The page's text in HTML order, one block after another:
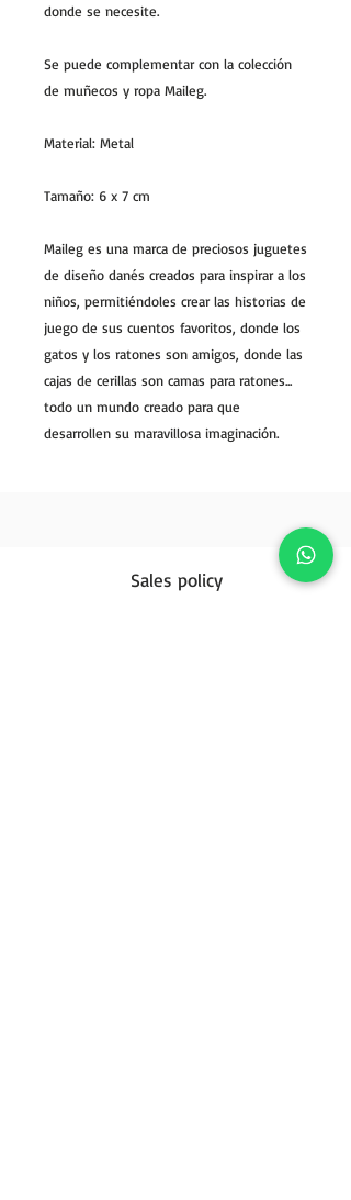
donde se necesite.
Se puede complementar con la colección
de muñecos y ropa Maileg.
Material: Metal
Tamaño: 6 x 7 cm
Maileg es una marca de preciosos juguetes
de diseño danés creados para inspirar a los
niños, permitiéndoles crear las historias de
juego de sus cuentos favoritos, donde los
gatos y los ratones son amigos, donde las
cajas de cerillas son camas para ratones...
todo un mundo creado para que
desarrollen su maravillosa imaginación.
Sales policy